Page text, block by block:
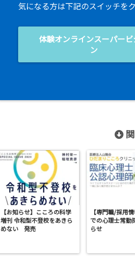
気になる方は下記のスイッチを
体験オンラインスーパービ
ン
【お知らせ】こころの科学
増刊 令和型不登校をあきら
めない 発売
【専門職/採用
での心理士常勤
らせ